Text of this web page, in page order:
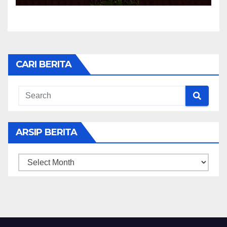
CARI BERITA
ARSIP BERITA
ARSIP